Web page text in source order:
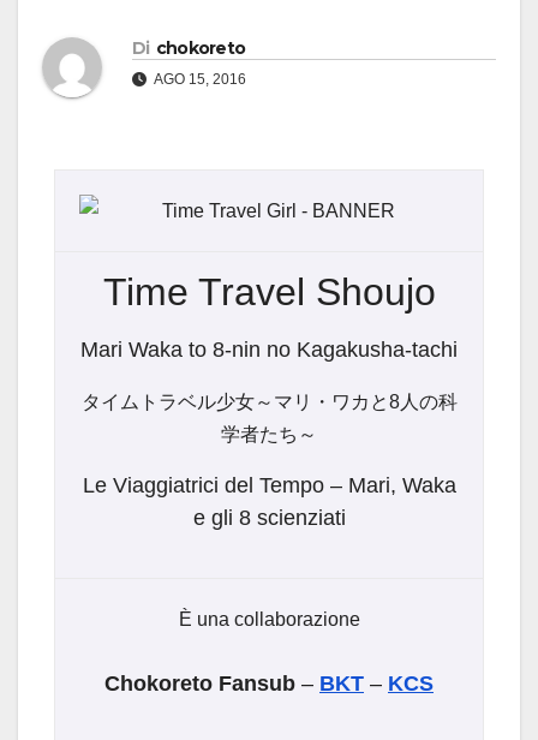
Di chokoreto
AGO 15, 2016
Time Travel Shoujo
Mari Waka to 8-nin no Kagakusha-tachi
タイムトラベル少女～マリ・ワカと8人の科
学者たち～
Le Viaggiatrici del Tempo – Mari, Waka
e gli 8 scienziati
È una collaborazione
Chokoreto Fansub – BKT – KCS